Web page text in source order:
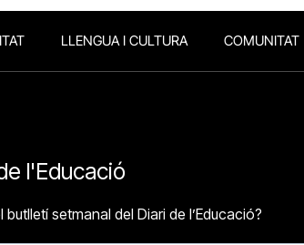
LLENGUA I CULTURA COMUNITAT